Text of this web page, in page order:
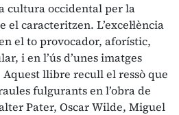
cultura occidental per la
el caracteritzen. L’excel·lència
el to provocador, aforístic,
i en l’ús d’unes imatges
llibre recull el ressò que
fulgurants en l’obra de
Pater, Oscar Wilde, Miguel